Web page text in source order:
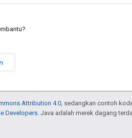
Attribution 4.0 , sedangkan contoh
Developers . Java adalah merek dagang